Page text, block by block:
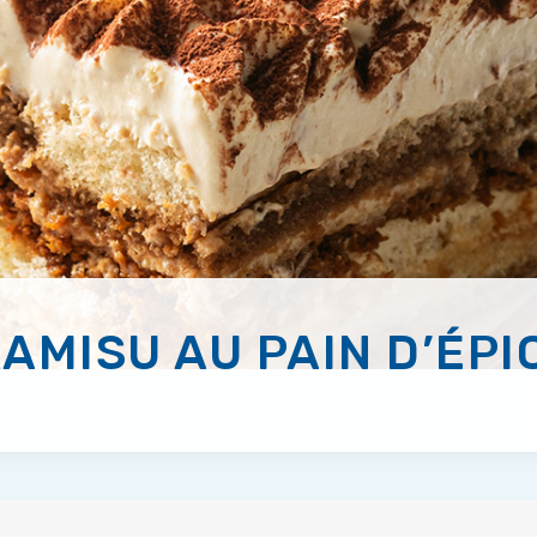
AU PAIN